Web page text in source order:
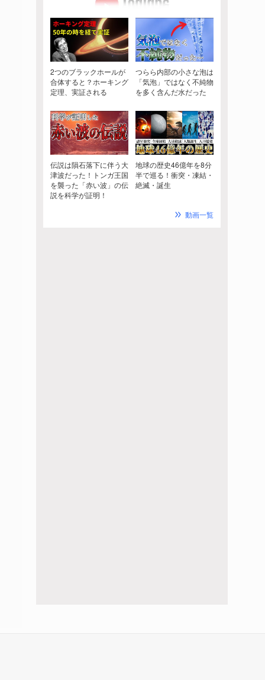
2つのブラックホールが
合体すると？ホーキング
定理、実証される
つらら内部の小さな泡は
「気泡」ではなく不純物
を多く含んだ水だった
伝説は隕石落下に伴う大
津波だった！トンガ王国
を襲った「赤い波」の伝
説を科学が証明！
地球の歴史46億年を8分
半で巡る！衝突・凍結・
絶滅・誕生
動画一覧